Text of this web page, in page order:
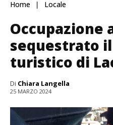
Home Locale
Occupazione
sequestrato
turistico di
Di Chiara Langella
25 MARZO 2024